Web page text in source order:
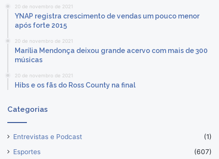
20 de novembro de 2021
YNAP registra crescimento de vendas um pouco menor
após forte 2015
20 de novembro de 2021
Marília Mendonça deixou grande acervo com mais de 300
músicas
20 de novembro de 2021
Hibs e os fãs do Ross County na final
Categorias
Entrevistas e Podcast
(1)
Esportes
(607)